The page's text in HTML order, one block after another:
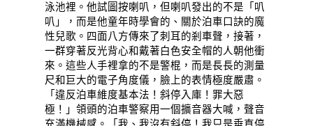
泳池裡。他試圖按喇叭，但喇叭發出的不是「叭
叭」，而是他童年時學會的、關於泊車口訣的魔
性兒歌。四面八方傳來了刺耳的剎車聲，接著，
一群穿著反光背心和戴著白色安全帽的人朝他衝
來。這些人手裡拿的不是警棍，而是長長的測量
尺和巨大的電子角度儀，臉上的表情極度嚴肅。
「違反泊車維度基本法！斜停入庫！罪大惡
極！」領頭的泊車警察用一個擴音器大喊，聲音